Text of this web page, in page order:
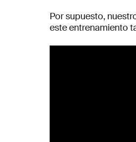
Por supuesto,
este entrenamiento